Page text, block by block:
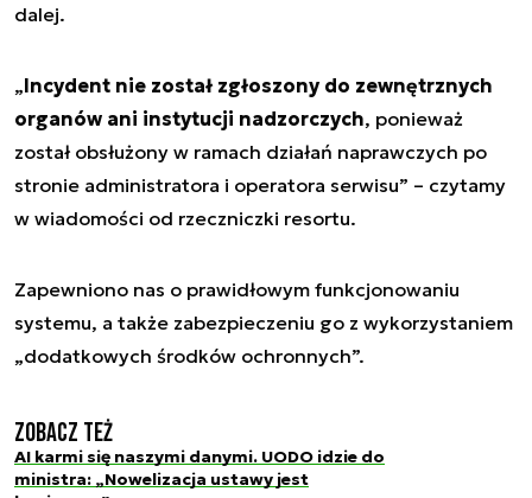
dalej.
„Incydent nie został zgłoszony do zewnętrznych
organów ani instytucji nadzorczych, ponieważ
został obsłużony w ramach działań naprawczych po
stronie administratora i operatora serwisu” – czytamy
w wiadomości od rzeczniczki resortu.
Zapewniono nas o prawidłowym funkcjonowaniu
systemu, a także zabezpieczeniu go z wykorzystaniem
„dodatkowych środków ochronnych”.
Zobacz też
AI karmi się naszymi danymi. UODO idzie do
ministra: „Nowelizacja ustawy jest